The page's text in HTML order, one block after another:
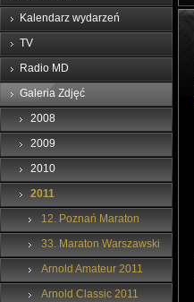
Kalendarz wydarzeń
TV
Radio MD
Galeria Zdjęć
2008
2009
2010
2011
12. Poznań Maraton
33. Maraton Warszawski
Arnold Amateur 2011
Arnold Classic 2011